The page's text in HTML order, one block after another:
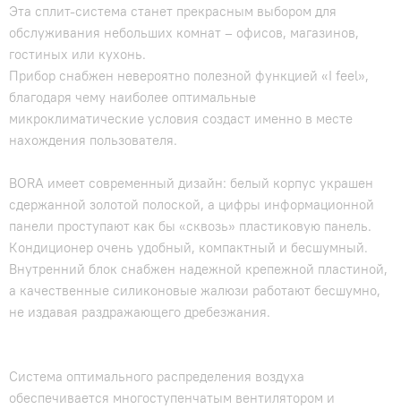
Эта сплит-система станет прекрасным выбором для
обслуживания небольших комнат – офисов, магазинов,
гостиных или кухонь.
Прибор снабжен невероятно полезной функцией «I feel»,
благодаря чему наиболее оптимальные
микроклиматические условия создаст именно в месте
нахождения пользователя.
BORA имеет современный дизайн: белый корпус украшен
сдержанной золотой полоской, а цифры информационной
панели проступают как бы «сквозь» пластиковую панель.
Кондиционер очень удобный, компактный и бесшумный.
Внутренний блок снабжен надежной крепежной пластиной,
а качественные силиконовые жалюзи работают бесшумно,
не издавая раздражающего дребезжания.
Система оптимального распределения воздуха
обеспечивается многоступенчатым вентилятором и